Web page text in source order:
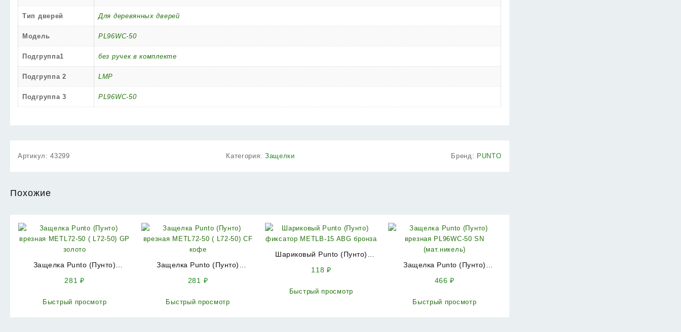
Тип дверей Для деревянных дверей
Модель PL96WC-50
Подгруппа1 без ручек в комплекте
Подгруппа 2 LMP
Подгруппа 3 PL96WC-50
Артикул:43299 Категория: Защелки Бренд: PUNTO
Похожие
Защелка Punto (Пунто)
281₽
Быстрый просмотр
Защелка Punto (Пунто)
281 ₽
Быстрый просмотр
Шариковый Punto (Пунто)
118 ₽
Быстрый просмотр
Защелка Punto (Пунто)
466₽
Быстрый просмотр